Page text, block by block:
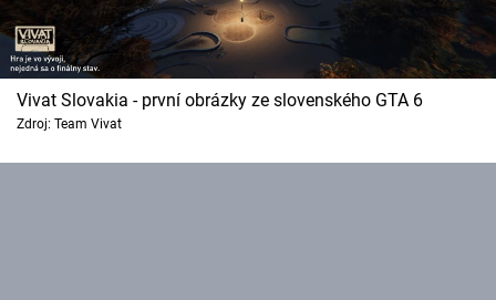
Vivat Slovakia - první obrázky ze slovenského GTA 6
Zdroj: Team Vivat